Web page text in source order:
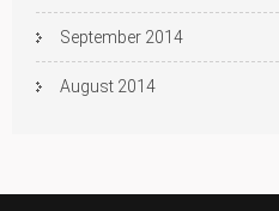
September 2014
August 2014